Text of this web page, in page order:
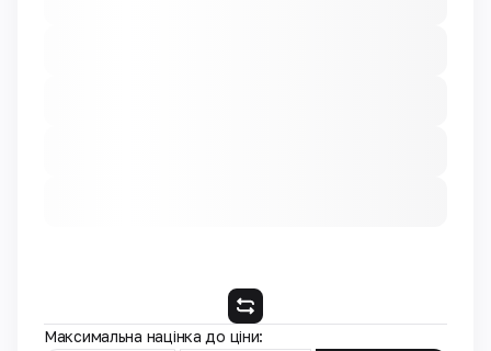
Максимальна націнка до ціни: